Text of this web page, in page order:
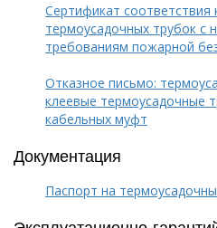
Сертификат
термоусадочных трубок с
требованиям пожарной
Отказное письмо:
клеевые термоусадочные
кабельных муфт
Документация
Паспорт на